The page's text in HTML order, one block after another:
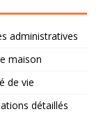
administratives
maison
de vie
détaillés